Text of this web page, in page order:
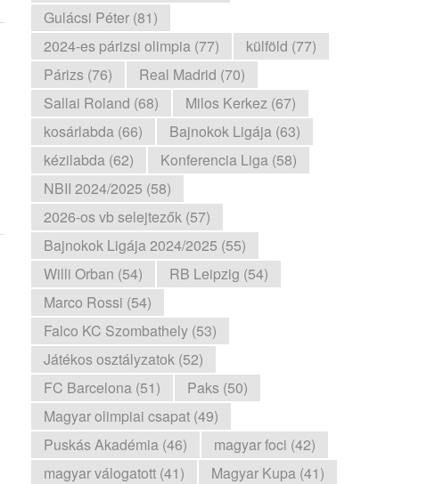
Gulácsi Péter (81)
2024-es párizsi olimpia (77)
külföld (77)
Párizs (76)
Real Madrid (70)
Sallai Roland (68)
Milos Kerkez (67)
kosárlabda (66)
Bajnokok Ligája (63)
kézilabda (62)
Konferencia Liga (58)
NBII 2024/2025 (58)
2026-os vb selejtezők (57)
Bajnokok Ligája 2024/2025 (55)
Willi Orban (54)
RB Leipzig (54)
Marco Rossi (54)
Falco KC Szombathely (53)
Játékos osztályzatok (52)
FC Barcelona (51)
Paks (50)
Magyar olimpiai csapat (49)
Puskás Akadémia (46)
magyar foci (42)
magyar válogatott (41)
Magyar Kupa (41)